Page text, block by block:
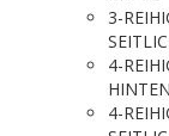
3-
4-
HINTEN
4-